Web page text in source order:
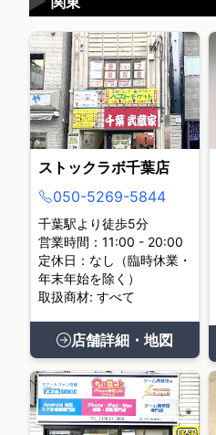
ストックラボ千葉店
050-5269-5844
千葉駅より徒歩5分
営業時間：11:00 - 20:00
定休日：なし（臨時休業・
年末年始を除く）
取扱商材: すべて
店舗詳細・地図